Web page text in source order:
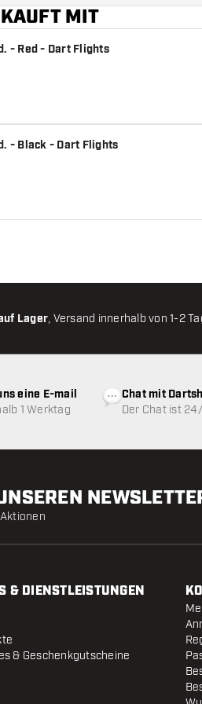
MIT
- Red - Dart Flights
- Black - Dart Flights
Lager, Versand innerhalb von 1-2
eine E-mail
1 Werktag
Chat mit
Der Chat ist
& DIENSTLEISTUNGEN
& Geschenkgutscheine